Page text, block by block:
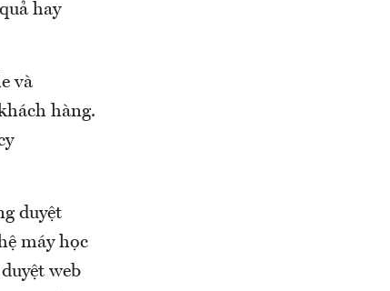
hay
và
hàng.
duyệt
máy học
web